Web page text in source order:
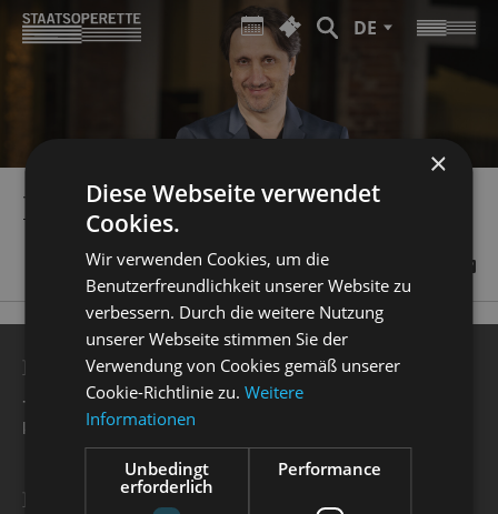
DE
RADEK STOPKA
BESUCHERSERVICE
+49 351 32042 222
karten@staatsoperette.de
NEWSLETTER
×
Diese Webseite verwendet
Cookies.
Wir verwenden Cookies, um die
Benutzerfreundlichkeit unserer Website zu
verbessern. Durch die weitere Nutzung
unserer Webseite stimmen Sie der
Verwendung von Cookies gemäß unserer
Cookie-Richtlinie zu.Weitere
Informationen
Unbedingt
erforderlich
Performance